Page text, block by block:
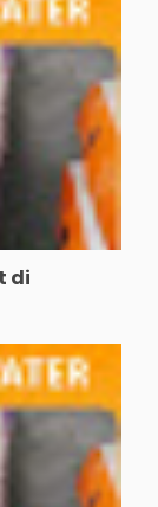
di